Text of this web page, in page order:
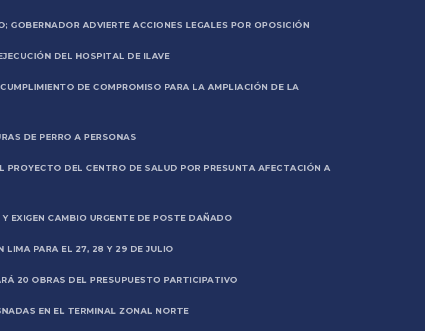
ADVIERTE ACCIONES LEGALES POR OPOSICIÓN
DEL HOSPITAL DE ILAVE
DE COMPROMISO PARA LA AMPLIACIÓN DE LA
DE PERRO A PERSONAS
DEL CENTRO DE SALUD POR PRESUNTA AFECTACIÓN A
EXIGEN CAMBIO URGENTE DE POSTE DAÑADO
LIMA PARA EL 27, 28 Y 29 DE JULIO
20 OBRAS DEL PRESUPUESTO PARTICIPATIVO
EN EL TERMINAL ZONAL NORTE